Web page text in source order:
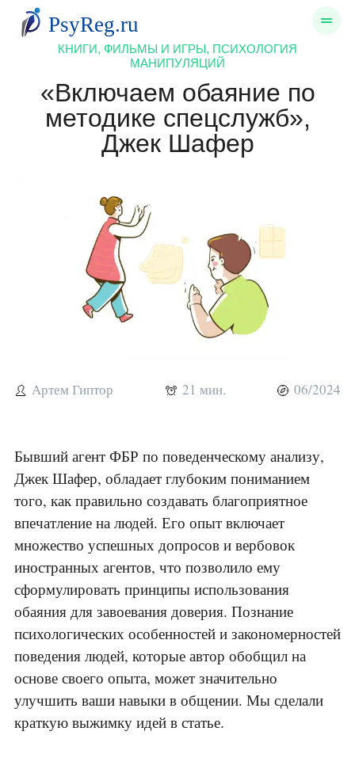
КНИГИ, ФИЛЬМЫ И ИГРЫ, ПСИХОЛОГИЯ
МАНИПУЛЯЦИЙ
«Включаем обаяние по
методике спецслужб»,
Джек Шафер
Артем Гиптор 21 мин. 06/2024
Бывший агент ФБР по поведенческому анализу,
Джек Шафер, обладает глубоким пониманием
того, как правильно создавать благоприятное
впечатление на людей. Его опыт включает
множество успешных допросов и вербовок
иностранных агентов, что позволило ему
сформулировать принципы использования
обаяния для завоевания доверия. Познание
психологических особенностей и закономерностей
поведения людей, которые автор обобщил на
основе своего опыта, может значительно
улучшить ваши навыки в общении. Мы сделали
краткую выжимку идей в статье.